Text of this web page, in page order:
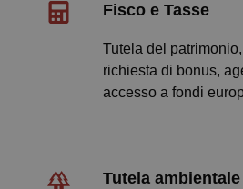
Fisco e Tasse
Tutela del
richiesta di bonus,
accesso a fondi
Tutela ambientale